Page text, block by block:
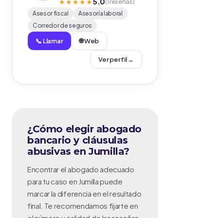
Asesor fiscal
Asesoría laboral
Corredor de seguros
📞 Llamar 🌐 Web
Ver perfil →
¿Cómo elegir abogado
bancario y cláusulas
abusivas en Jumilla?
Encontrar el abogado adecuado
para tu caso en Jumilla puede
marcar la diferencia en el resultado
final. Te recomendamos fijarte en